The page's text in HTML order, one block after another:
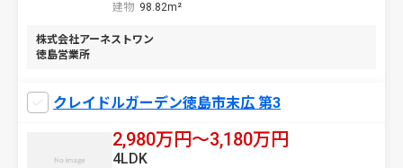
建物 98.82m²
株式会社アーネストワン
徳島営業所
クレイドルガーデン徳島市末広 第3
2,980万円〜3,180万円
4LDK